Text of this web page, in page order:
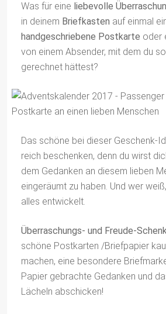
Was für eine liebevolle
in deinem Briefkasten auf einmal
handgeschriebene Postkarte oder
von einem Absender, mit dem du
gerechnet hättest?
Das schöne bei dieser Geschenk-
reich beschenken, denn du wirst
dem Gedanken an diesem lieben
eingeräumt zu haben. Und wer
alles entwickelt.
Überraschungs- und Freude-
schöne Postkarten /Briefpapier
machen, eine besondere
Papier gebrachte Gedanken und
Lächeln abschicken!